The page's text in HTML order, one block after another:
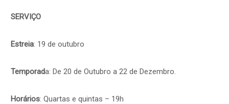
SERVIÇO
Estreia: 19 de outubro
Temporada: De 20 de Outubro a 22 de Dezembro.
Horários: Quartas e quintas – 19h